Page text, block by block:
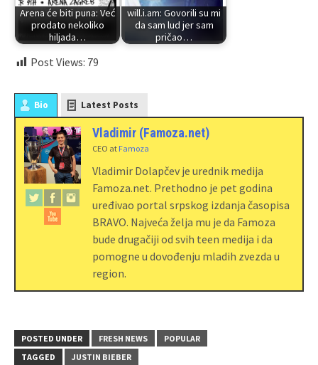
Arena će biti puna: Već
prodato nekoliko
hiljada…
will.i.am: Govorili su mi
da sam lud jer sam
pričao…
Post Views: 79
Bio Latest Posts
Vladimir (Famoza.net)
CEO at Famoza
Vladimir Dolapčev je urednik medija
Famoza.net. Prethodno je pet godina
uređivao portal srpskog izdanja časopisa
BRAVO. Najveća želja mu je da Famoza
bude drugačiji od svih teen medija i da
pomogne u dovođenju mladih zvezda u
region.
POSTED UNDER FRESH NEWS
POPULAR
TAGGED
JUSTIN BIEBER